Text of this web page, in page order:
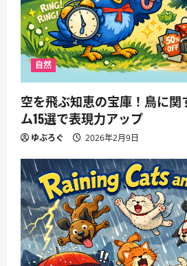
自然
空を飛ぶ知恵の宝庫！鳥に関
ム15選で表現力アップ
ゆぶろぐ 2026年2月9日